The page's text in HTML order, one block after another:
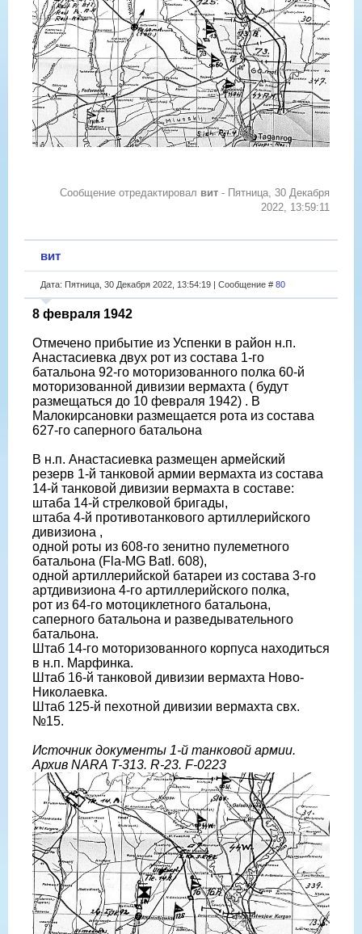
Сообщение отредактировал вит - Пятница, 30 Декабря
2022, 13:59:11
вит
Дата: Пятница, 30 Декабря 2022, 13:54:19 | Сообщение # 80
8 февраля 1942
Отмечено прибытие из Успенки в район н.п.
Анастасиевка двух рот из состава 1-го
батальона 92-го моторизованного полка 60-й
моторизованной дивизии вермахта ( будут
размещаться до 10 февраля 1942) . В
Малокирсановки размещается рота из состава
627-го саперного батальона
В н.п. Анастасиевка размещен армейский
резерв 1-й танковой армии вермахта из состава
14-й танковой дивизии вермахта в составе:
штаба 14-й стрелковой бригады,
штаба 4-й противотанкового артиллерийского
дивизиона ,
одной роты из 608-го зенитно пулеметного
батальона (Fla-MG Batl. 608),
одной артиллерийской батареи из состава 3-го
артдивизиона 4-го артиллерийского полка,
рот из 64-го мотоциклетного батальона,
саперного батальона и разведывательного
батальона.
Штаб 14-го моторизованного корпуса находиться
в н.п. Марфинка.
Штаб 16-й танковой дивизии вермахта Ново-
Николаевка.
Штаб 125-й пехотной дивизии вермахта свх.
№15.
Источник документы 1-й танковой армии.
Архив NARA T-313. R-23. F-0223